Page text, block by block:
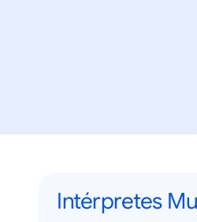
Intérpretes